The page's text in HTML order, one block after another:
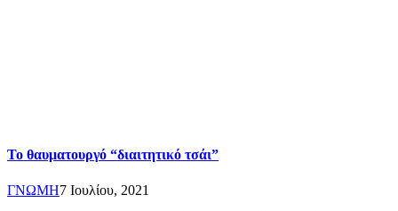
Το θαυματουργό “διαιτητικό τσάι”
ΓΝΩΜΗ7 Ιουλίου, 2021